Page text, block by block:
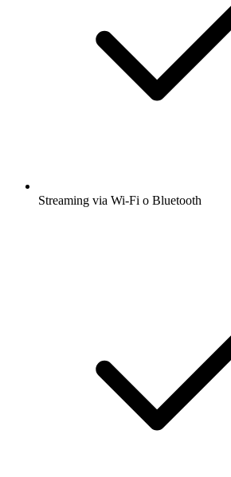
Streaming via Wi-Fi o Bluetooth